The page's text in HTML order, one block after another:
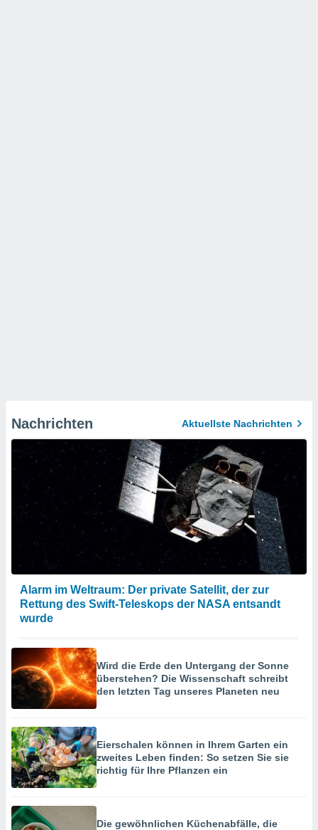
Nachrichten Aktuellste Nachrichten
Alarm im Weltraum: Der private Satellit, der zur
Rettung des Swift-Teleskops der NASA entsandt
wurde
Wird die Erde den Untergang der Sonne
überstehen? Die Wissenschaft schreibt
den letzten Tag unseres Planeten neu
Eierschalen können in Ihrem Garten ein
zweites Leben finden: So setzen Sie sie
richtig für Ihre Pflanzen ein
Die gewöhnlichen Küchenabfälle, die